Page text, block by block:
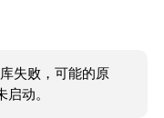
失败，可能的原
动。